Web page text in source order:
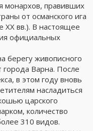
монархов, правивших
от османского ига
XX вв.). В настоящее
официальных
берегу живописного
города Варна. После
в этом году вновь
насладиться
царского
количество
310 видов.